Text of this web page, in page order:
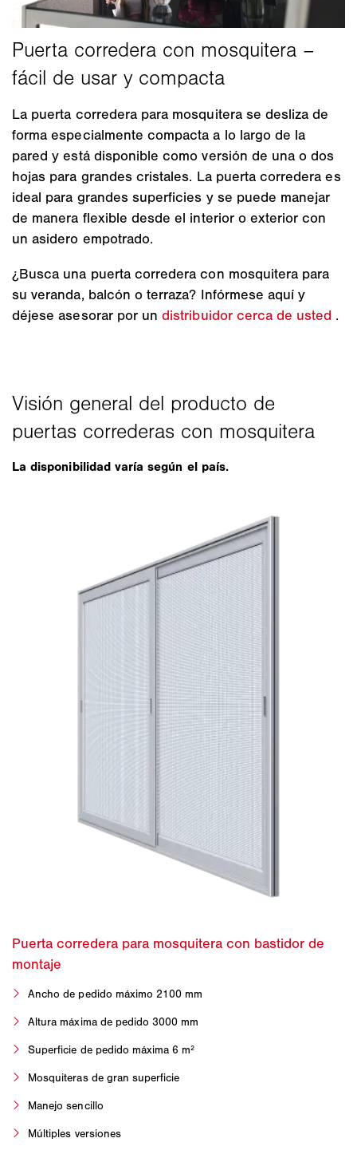
La puerta corredera para mosquitera se desliza de
forma especialmente compacta a lo largo de la
pared y está disponible como versión de una o dos
hojas para grandes cristales. La puerta corredera es
ideal para grandes superficies y se puede manejar
de manera flexible desde el interior o exterior con
un asidero empotrado.
¿Busca una puerta corredera con mosquitera para
su veranda, balcón o terraza? Infórmese aquí y
déjese asesorar por undistribuidor cerca de usted .
La disponibilidad varía según el país.
Ancho de pedido máximo 2100 mm
Altura máxima de pedido 3000 mm
Superficie de pedido máxima 6 m²
Mosquiteras de gran superficie
Manejo sencillo
Múltiples versiones